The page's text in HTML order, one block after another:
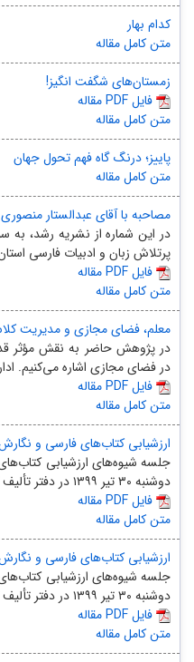
کدام بهار
متن کامل مقاله
زمستان‌های شگفت انگیز!
مقاله PDF فایل
متن کامل مقاله
پاییز؛ درنگ گاه فهم تحول جهان
متن کامل مقاله
مصاحبه با آقای عبدالستار منصوری
در این شماره از نشریه رشد، به
پرتلاش زبان و ادبیات فارسی
مقاله PDF فایل
متن کامل مقاله
معلم، فضای مجازی و مدیریت
در پژوهش حاضر به نقش مؤثر
در فضای مجازی اشاره می‌کنیم.
مقاله PDF فایل
متن کامل مقاله
ارزشیابی کتاب‌های فارسی و
جلسه شیوه‌های ارزشیابی
دوشنبه ۳۰ تیر ۱۳۹۹ در دفتر تألیف کتا...
مقاله PDF فایل
متن کامل مقاله
ارزشیابی کتاب‌های فارسی و
جلسه شیوه‌های ارزشیابی
دوشنبه ۳۰ تیر ۱۳۹۹ در دفتر تألیف کتا...
مقاله PDF فایل
متن کامل مقاله